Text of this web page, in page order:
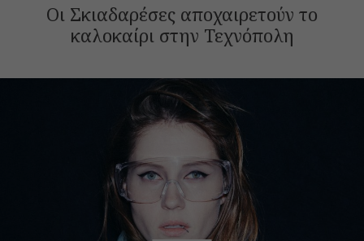
Οι Σκιαδαρέσες αποχαιρετούν το
καλοκαίρι στην Τεχνόπολη